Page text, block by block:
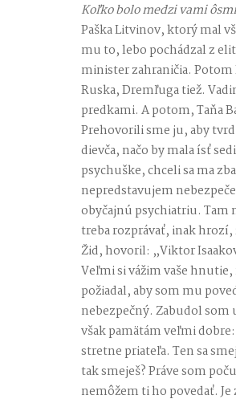
Koľko bolo medzi vami
Paška Litvinov, ktorý mal
mu to, lebo pochádzal z
minister zahraničia. Potom
Ruska, Dremľuga tiež.
predkami. A potom, Taňa
Prehovorili sme ju, aby
dievča, načo by mala ísť
psychuške, chceli sa ma
nepredstavujem
obyčajnú psychiatriu.
treba rozprávať, inak
Žid, hovoril: „Viktor
Veľmi si vážim vaše
požiadal, aby som mu
nebezpečný. Zabudol
však pamätám veľmi
stretne priateľa. Ten sa
tak smeješ? Práve som
nemôžem ti ho povedať.